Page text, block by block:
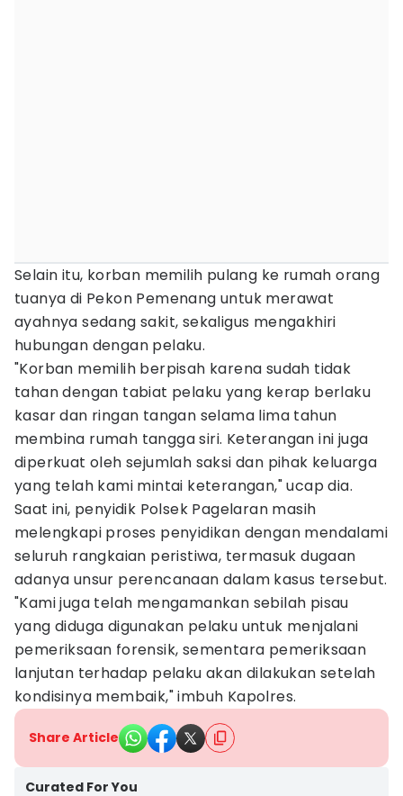
Selain itu, korban memilih pulang ke rumah orang
tuanya di Pekon Pemenang untuk merawat
ayahnya sedang sakit, sekaligus mengakhiri
hubungan dengan pelaku.
"Korban memilih berpisah karena sudah tidak
tahan dengan tabiat pelaku yang kerap berlaku
kasar dan ringan tangan selama lima tahun
membina rumah tangga siri. Keterangan ini juga
diperkuat oleh sejumlah saksi dan pihak keluarga
yang telah kami mintai keterangan," ucap dia.
Saat ini, penyidik Polsek Pagelaran masih
melengkapi proses penyidikan dengan mendalami
seluruh rangkaian peristiwa, termasuk dugaan
adanya unsur perencanaan dalam kasus tersebut.
"Kami juga telah mengamankan sebilah pisau
yang diduga digunakan pelaku untuk menjalani
pemeriksaan forensik, sementara pemeriksaan
lanjutan terhadap pelaku akan dilakukan setelah
kondisinya membaik," imbuh Kapolres.
Share Article
Curated For You